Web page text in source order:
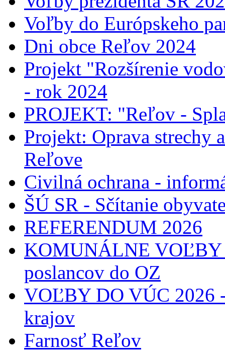
Voľby do Európskeho
Dni obce Reľov 2024
Projekt "Rozšírenie
- rok 2024
PROJEKT: "Reľov -
Projekt: Oprava strechy
Reľove
Civilná ochrana -
ŠÚ SR - Sčítanie
REFERENDUM 2026
KOMUNÁLNE VOĽBY
poslancov do OZ
VOĽBY DO VÚC 2026
krajov
Farnosť Reľov